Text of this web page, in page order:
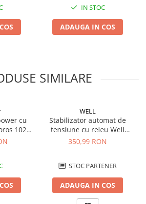
USB
IN STOC
ADAUGA IN COS
SIMILARE
cu
102
WELL
Stabilizator automat de
tensiune cu releu Well
1500VA/900W AVR-REL-
350,99 RON
STOC PARTENER
ADAUGA IN COS